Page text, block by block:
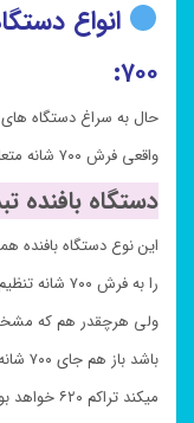
انواع
۷۰۰:
واقعی فرش ۷۰۰ شانه متعلق به کدام دستگاه است
دستگاه بافنده
را به فرش ۷۰۰ شانه تنظیم کرده اند.
میکند تراکم ۶۲۰ خواهد بود.